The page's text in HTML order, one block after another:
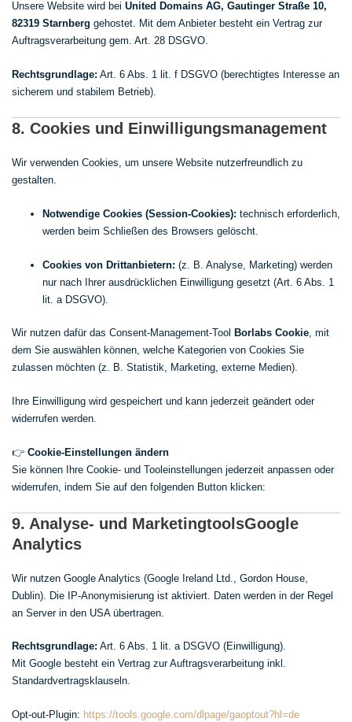
Unsere Website wird bei United Domains AG, Gautinger Straße 10,
82319 Starnberg gehostet. Mit dem Anbieter besteht ein Vertrag zur
Auftragsverarbeitung gem. Art. 28 DSGVO.
Rechtsgrundlage: Art. 6 Abs. 1 lit. f DSGVO (berechtigtes Interesse an
sicherem und stabilem Betrieb).
8. Cookies und Einwilligungsmanagement
Wir verwenden Cookies, um unsere Website nutzerfreundlich zu
gestalten.
Notwendige Cookies (Session-Cookies): technisch erforderlich,
werden beim Schließen des Browsers gelöscht.
Cookies von Drittanbietern: (z. B. Analyse, Marketing) werden
nur nach Ihrer ausdrücklichen Einwilligung gesetzt (Art. 6 Abs. 1
lit. a DSGVO).
Wir nutzen dafür das Consent-Management-Tool Borlabs Cookie, mit
dem Sie auswählen können, welche Kategorien von Cookies Sie
zulassen möchten (z. B. Statistik, Marketing, externe Medien).
Ihre Einwilligung wird gespeichert und kann jederzeit geändert oder
widerrufen werden.
👉 Cookie-Einstellungen ändern
Sie können Ihre Cookie- und Tooleinstellungen jederzeit anpassen oder
widerrufen, indem Sie auf den folgenden Button klicken:
9. Analyse- und MarketingtoolsGoogle
Analytics
Wir nutzen Google Analytics (Google Ireland Ltd., Gordon House,
Dublin). Die IP-Anonymisierung ist aktiviert. Daten werden in der Regel
an Server in den USA übertragen.
Rechtsgrundlage: Art. 6 Abs. 1 lit. a DSGVO (Einwilligung).
Mit Google besteht ein Vertrag zur Auftragsverarbeitung inkl.
Standardvertragsklauseln.
Opt-out-Plugin: https://tools.google.com/dlpage/gaoptout?hl=de